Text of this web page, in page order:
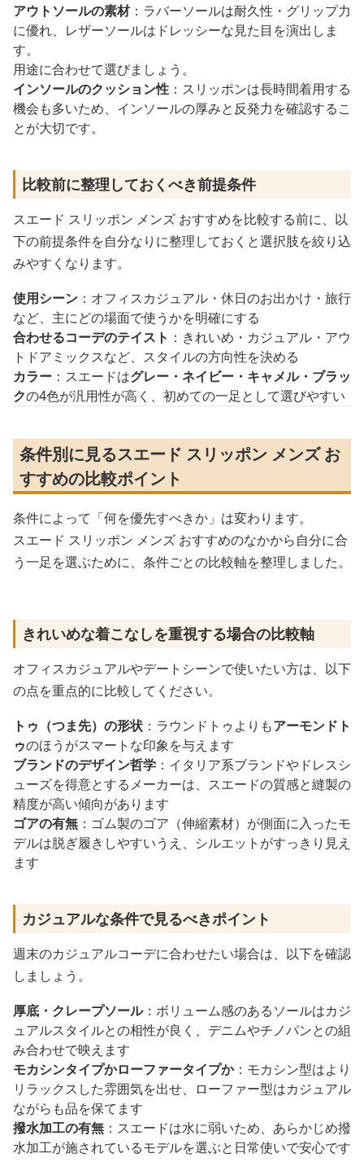
アウトソールの素材：ラバーソールは耐久性・グリップ力
に優れ、レザーソールはドレッシーな見た目を演出しま
す。
用途に合わせて選びましょう。
インソールのクッション性 ：スリッポンは長時間着用する
機会も多いため、インソールの厚みと反発力を確認するこ
とが大切です。
比較前に整理しておくべき前提条件
スエード スリッポン メンズ おすすめを比較する前に、以
下の前提条件を自分なりに整理しておくと選択肢を絞り込
みやすくなります。
使用シーン ：オフィスカジュアル・休日のお出かけ・旅行
など、主にどの場面で使うかを明確にする
合わせるコーデのテイスト ：きれいめ・カジュアル・アウ
トドアミックスなど、スタイルの方向性を決める
カラー ：スエードはグレー・ネイビー・キャメル・ブラッ
クの4色が汎用性が高く、初めての一足として選びやすい
条件別に見るスエード スリッポン メンズ お
すすめの比較ポイント
条件によって「何を優先すべきか」は変わります。
スエード スリッポン メンズ おすすめのなかから自分に合
う一足を選ぶために、条件ごとの比較軸を整理しました。
きれいめな着こなしを重視する場合の比較軸
オフィスカジュアルやデートシーンで使いたい方は、以下
の点を重点的に比較してください。
トゥ（つま先）の形状 ：ラウンドトゥよりもアーモンドト
ゥのほうがスマートな印象を与えます
ブランドのデザイン哲学 ：イタリア系ブランドやドレスシ
ューズを得意とするメーカーは、スエードの質感と縫製の
精度が高い傾向があります
ゴアの有無 ：ゴム製のゴア（伸縮素材）が側面に入ったモ
デルは脱ぎ履きしやすいうえ、シルエットがすっきり見え
ます
カジュアルな条件で見るべきポイント
週末のカジュアルコーデに合わせたい場合は、以下を確認
しましょう。
厚底・クレープソール：ボリューム感のあるソールはカジ
ュアルスタイルとの相性が良く、デニムやチノパンとの組
み合わせで映えます
モカシンタイプかローファータイプか：モカシン型はより
リラックスした雰囲気を出せ、ローファー型はカジュアル
ながらも品を保てます
撥水加工の有無 ：スエードは水に弱いため、あらかじめ撥
水加工が施されているモデルを選ぶと日常使いで安心です